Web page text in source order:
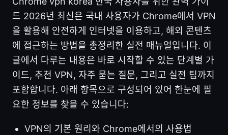
드 2026년 최신은 국내 사용자가 Chrome에서 VPN
을 활용해 안전하게 인터넷을 이용하고, 해외 콘텐츠
에 접근하는 방법을 총정리한 실전 매뉴얼입니다. 이
글에서 다루는 내용은 바로 시작할 수 있는 단계별 가
이드, 추천 VPN, 자주 묻는 질문, 그리고 실전 팁까지
포함합니다. 아래 항목으로 구성되어 있어 한눈에 필
요한 정보를 찾을 수 있습니다:
VPN의 기본 원리와 Chrome에서의 사용법